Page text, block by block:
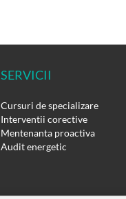
SERVICII
Cursuri de specializare
Interventii corective
Mentenanta proactiva
Audit energetic